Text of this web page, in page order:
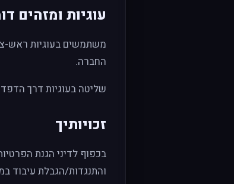
עוגיות ומזהים
החברה.
שליטה בעוגיות דרך
זכויותיך
והתנגדות/הגבלת עיבוד